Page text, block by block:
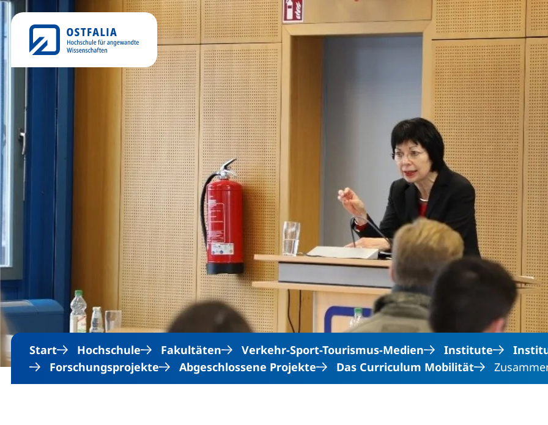
Direkt zum Inhalt
Start Hochschule Fakultäten Verkehr-Sport-Tourismus-Medien Institute
Forschungsprojekte
Abgeschlossene Projekte Das Curriculum Mobilität